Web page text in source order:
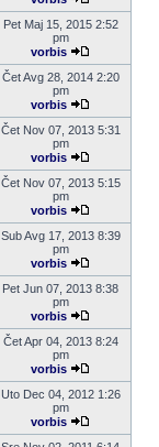
Pogledaj
poslednji
Pet Maj 15, 2015 2:52
pm
vorbis
Pogledaj
poslednji
Čet Avg 28, 2014 2:20
pm
vorbis
Pogledaj
poslednji
Čet Nov 07, 2013 5:31
pm
vorbis
Pogledaj
poslednji
Čet Nov 07, 2013 5:15
pm
vorbis
Pogledaj
poslednji
Sub Avg 17, 2013 8:39
pm
vorbis
Pogledaj
poslednji
Pet Jun 07, 2013 8:38
pm
vorbis
Pogledaj
poslednji
Čet Apr 04, 2013 8:24
pm
vorbis
Pogledaj
poslednji
Uto Dec 04, 2012 1:26
pm
vorbis
Pogledaj